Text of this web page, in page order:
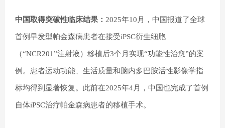
中国取得突破性临床结果： 2025年10月，中国报道了全球
首例早发型帕金森病患者在接受iPSC衍生细胞
（“NCR201”注射液）移植后3个月实现“功能性治愈”的案
例。患者运动功能、生活质量和脑内多巴胺活性影像学指
标均得到显著恢复。此前在2025年4月，中国也完成了首例
自体iPSC治疗帕金森病患者的移植手术。